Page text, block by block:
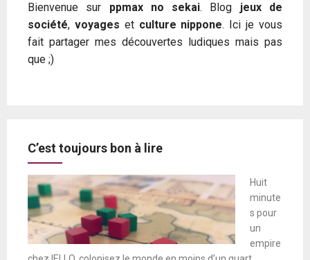
Bienvenue sur ppmax no sekai. Blog jeux de
société, voyages et culture nippone. Ici je vous
fait partager mes découvertes ludiques mais pas
que ;)
C’est toujours bon à lire
Huit
minute
s pour
un
empire